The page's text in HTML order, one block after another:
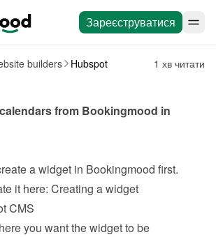
Зареєструватися
builders Hubspot 1 хв читати
a widget in Bookingmood first.
it here: Creating a widget
CMS
you want the widget to be